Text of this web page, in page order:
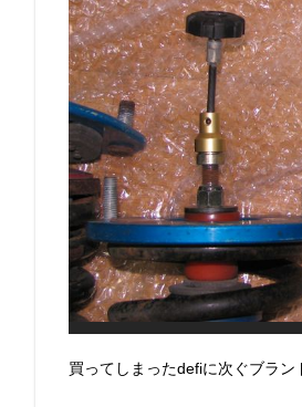
買ってしまったdefiに次ぐブラン